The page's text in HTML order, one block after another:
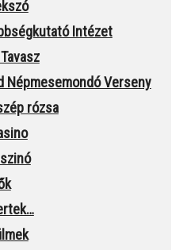
Intézet
Népmesemondó Verseny
rózsa